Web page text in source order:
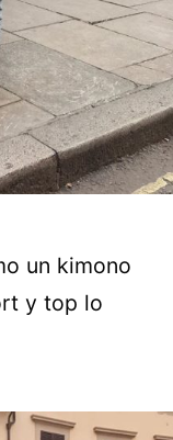
un kimono
y top lo